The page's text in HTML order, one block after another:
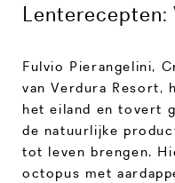
Lenterecepten:
Fulvio Pierangelini,
van Verdura Resort,
het eiland en tovert
de natuurlijke
tot leven brengen.
octopus met